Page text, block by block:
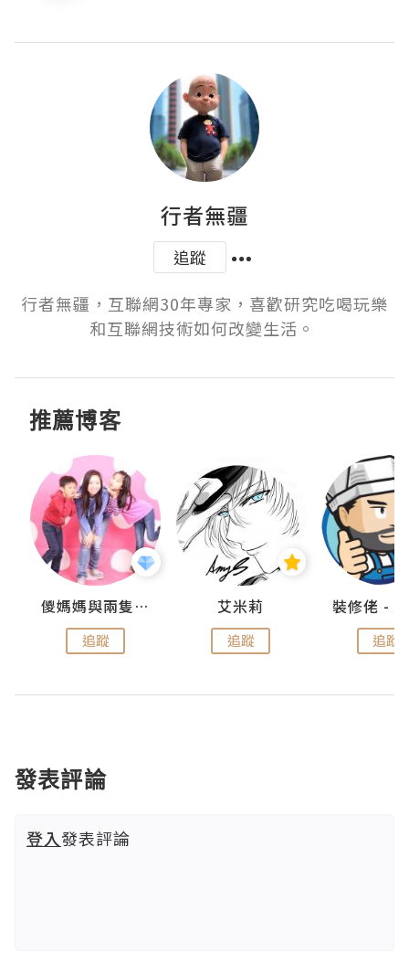
行者無疆
追蹤
行者無疆，互聯網30年專家，喜歡研究吃喝玩樂
和互聯網技術如何改變生活。
推薦博客
儍媽媽與兩隻小魔怪之家
追蹤
艾米莉
追蹤 追蹤
發表評論
登入發表評論